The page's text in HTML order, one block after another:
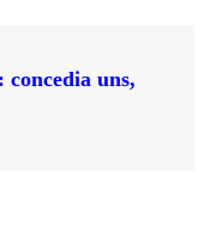
concedia uns,